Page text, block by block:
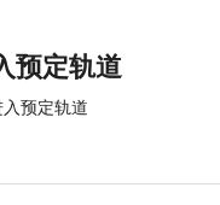
预定轨道
预定轨道